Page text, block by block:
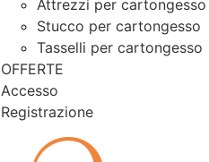
Attrezzi per cartongesso
Stucco per cartongesso
Tasselli per cartongesso
OFFERTE
Accesso
Registrazione